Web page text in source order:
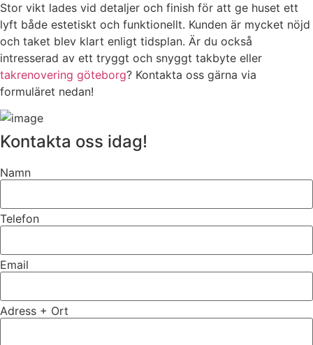
Stor vikt lades vid detaljer och finish för att ge huset ett
lyft både estetiskt och funktionellt. Kunden är mycket nöjd
och taket blev klart enligt tidsplan. Är du också
intresserad av ett tryggt och snyggt takbyte eller
takrenovering göteborg? Kontakta oss gärna via
formuläret nedan!
Kontakta oss idag!
Namn
Telefon
Email
Adress + Ort